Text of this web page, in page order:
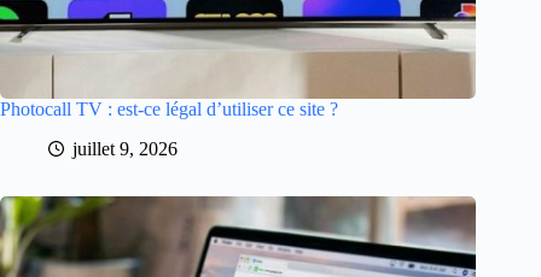
Photocall TV : est-ce légal d’utiliser ce site ?
juillet 9, 2026